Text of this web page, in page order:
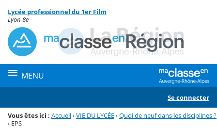
Menu de la rubrique
Contenu
Lycée professionnel du 1er Film
Lyon 8e
MENU
Se connecter
Vous êtes ici : Accueil›VIE DU LYCÉE›Quoi de neuf dans les disciplines ?
› EPS